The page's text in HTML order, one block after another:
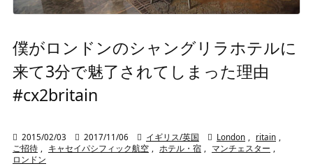
僕がロンドンのシャングリラホテルに
来て3分で魅了されてしまった理由
#cx2britain
 2015/02/03  2017/11/06  イギリス/英国  London , ritain ,
ご招待 , キャセイパシフィック航空 , ホテル・宿 , マンチェスター ,
ロンドン